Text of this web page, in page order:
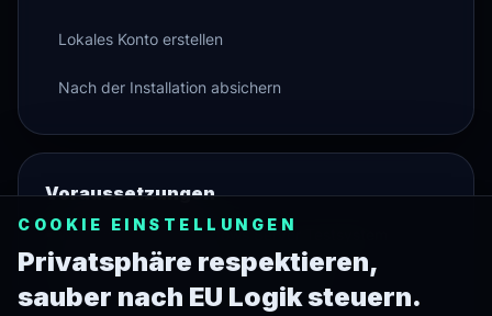
Lokales Konto erstellen
Nach der Installation absichern
Voraussetzungen
•Windows 11 oder Windows Server Testsystem
•Administratorrechte
•Backup oder Snapshot vor Änderungen
COOKIE EINSTELLUNGEN
Privatsphäre respektieren,
sauber nach EU Logik steuern.